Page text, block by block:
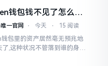
的链接
钱包钱不见了怎么
户手把手教你找回
一官网 ⋅ 今天 ⋅ 15 阅读
包里的资产居然毫无预兆地
了,这种状况不管落到谁的身上,